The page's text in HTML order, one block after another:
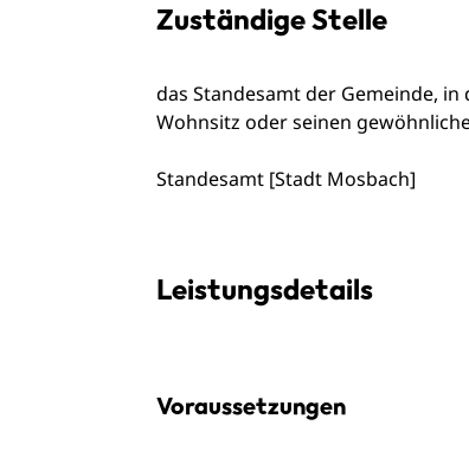
Zuständige Stelle
das Standesamt der Gemeinde,
Wohnsitz oder seinen
Standesamt [Stadt Mosbach]
Leistungsdetails
Voraussetzungen